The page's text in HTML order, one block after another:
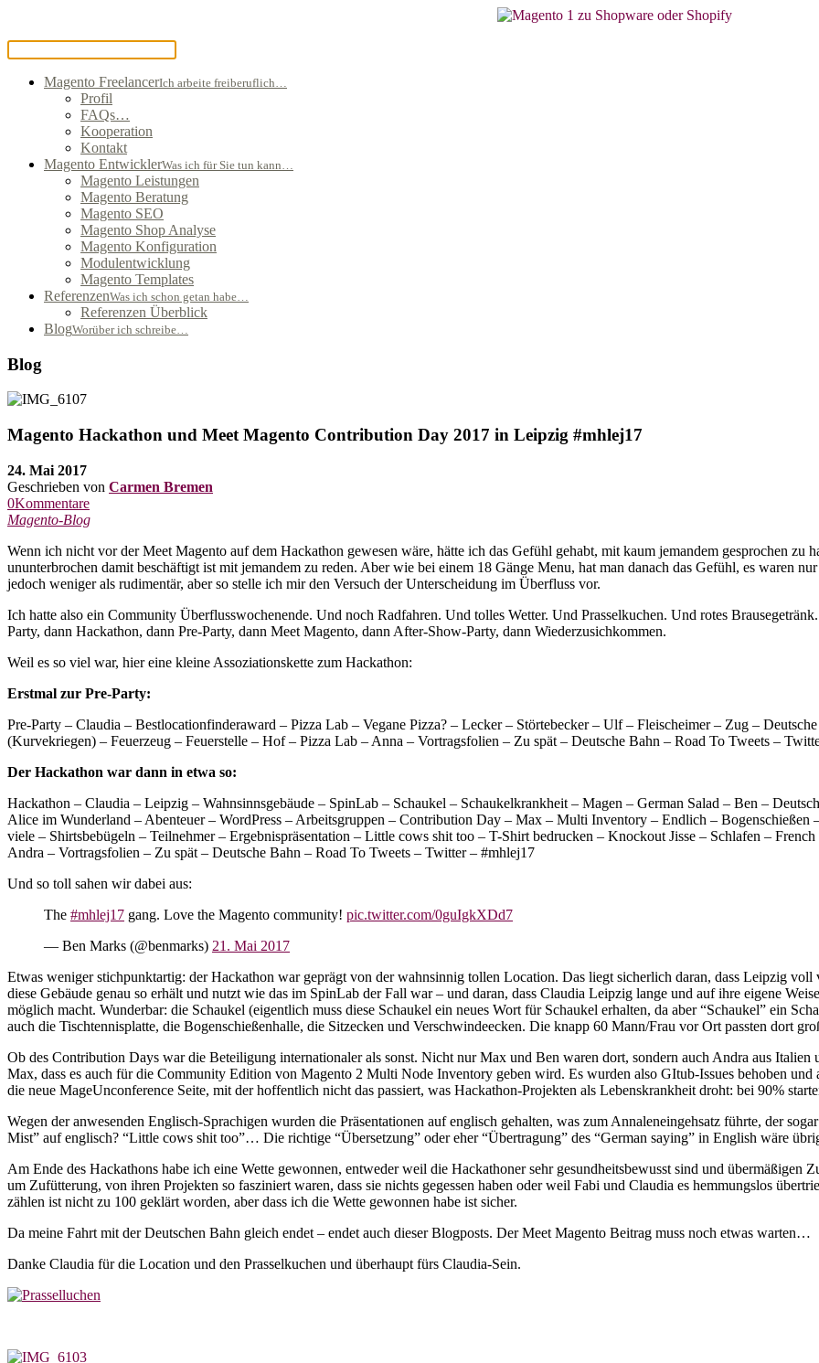
Magento FreelancerIch arbeite freiberuflich…
Profil
FAQs…
Kooperation
Kontakt
Magento EntwicklerWas ich für Sie tun kann…
Magento Leistungen
Magento Beratung
Magento SEO
Magento Shop Analyse
Magento Konfiguration
Modulentwicklung
Magento Templates
ReferenzenWas ich schon getan habe…
Referenzen Überblick
BlogWorüber ich schreibe…
Blog
Magento Hackathon und Meet Magento Contribution Day 2017 in Leipzig #mhlej17
24. Mai 2017
Geschrieben von Carmen Bremen
0Kommentare
Magento-Blog
Wenn ich nicht vor der Meet Magento auf dem Hackathon gewesen wäre, hätte ich das Gefühl gehabt, mit kaum jemandem gesprochen zu
ununterbrochen damit beschäftigt ist mit jemandem zu reden. Aber wie bei einem 18 Gänge Menu, hat man danach das Gefühl, es waren
jedoch weniger als rudimentär, aber so stelle ich mir den Versuch der Unterscheidung im Überfluss vor.
Ich hatte also ein Community Überflusswochenende. Und noch Radfahren. Und tolles Wetter. Und Prasselkuchen. Und rotes
Party, dann Hackathon, dann Pre-Party, dann Meet Magento, dann After-Show-Party, dann Wiederzusichkommen.
Weil es so viel war, hier eine kleine Assoziationskette zum Hackathon:
Erstmal zur Pre-Party:
Pre-Party – Claudia – Bestlocationfinderaward – Pizza Lab – Vegane Pizza? – Lecker – Störtebecker – Ulf – Fleischeimer – Zug –
(Kurvekriegen) – Feuerzeug – Feuerstelle – Hof – Pizza Lab – Anna – Vortragsfolien – Zu spät – Deutsche Bahn – Road To Tweets –
Der Hackathon war dann in etwa so:
Hackathon – Claudia – Leipzig – Wahnsinnsgebäude – SpinLab – Schaukel – Schaukelkrankheit – Magen – German Salad – Ben –
Alice im Wunderland – Abenteuer – WordPress – Arbeitsgruppen – Contribution Day – Max – Multi Inventory – Endlich –
viele – Shirtsbebügeln – Teilnehmer – Ergebnispräsentation – Little cows shit too – T-Shirt bedrucken – Knockout Jisse – Schlafen –
Andra – Vortragsfolien – Zu spät – Deutsche Bahn – Road To Tweets – Twitter – #mhlej17
Und so toll sahen wir dabei aus:
The #mhlej17 gang. Love the Magento community! pic.twitter.com/0guIgkXDd7
— Ben Marks (@benmarks) 21. Mai 2017
Etwas weniger stichpunktartig: der Hackathon war geprägt von der wahnsinnig tollen Location. Das liegt sicherlich daran, dass Leipzig
diese Gebäude genau so erhält und nutzt wie das im SpinLab der Fall war – und daran, dass Claudia Leipzig lange und auf ihre eigene
möglich macht. Wunderbar: die Schaukel (eigentlich muss diese Schaukel ein neues Wort für Schaukel erhalten, da aber “Schaukel” ein
auch die Tischtennisplatte, die Bogenschießenhalle, die Sitzecken und Verschwindeecken. Die knapp 60 Mann/Frau vor Ort passten dort
Ob des Contribution Days war die Beteiligung internationaler als sonst. Nicht nur Max und Ben waren dort, sondern auch Andra aus
Max, dass es auch für die Community Edition von Magento 2 Multi Node Inventory geben wird. Es wurden also GItub-Issues behoben
die neue MageUnconference Seite, mit der hoffentlich nicht das passiert, was Hackathon-Projekten als Lebenskrankheit droht: bei 90%
Wegen der anwesenden Englisch-Sprachigen wurden die Präsentationen auf englisch gehalten, was zum Annaleneingehsatz führte, der
Mist” auf englisch? “Little cows shit too”… Die richtige “Übersetzung” oder eher “Übertragung” des “German saying” in English wäre
Am Ende des Hackathons habe ich eine Wette gewonnen, entweder weil die Hackathoner sehr gesundheitsbewusst sind und übermäßigen
um Zufütterung, von ihren Projekten so fasziniert waren, dass sie nichts gegessen haben oder weil Fabi und Claudia es hemmungslos
zählen ist nicht zu 100 geklärt worden, aber dass ich die Wette gewonnen habe ist sicher.
Da meine Fahrt mit der Deutschen Bahn gleich endet – endet auch dieser Blogposts. Der Meet Magento Beitrag muss noch etwas warten…
Danke Claudia für die Location und den Prasselkuchen und überhaupt fürs Claudia-Sein.